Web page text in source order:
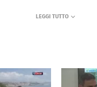
Salvini: "Siamo pronti",